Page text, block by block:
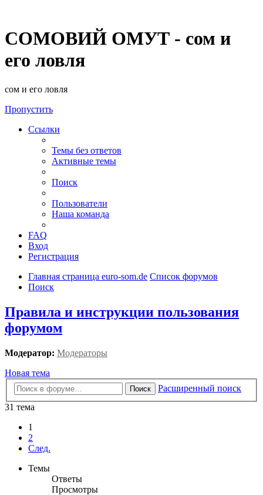
СОМОВИЙ ОМУТ - сом и
его ловля
сом и его ловля
Пропустить
Ссылки
Темы без ответов
Активные темы
Поиск
Пользователи
Наша команда
FAQ
Вход
Регистрация
Главная страница euro-som.de Список форумов
Поиск
Правила и инструкции пользования
форумом
Модератор: Модераторы
Новая тема
Поиск
Расширенный поиск
31 тема
1
2
След.
Темы
Ответы
Просмотры